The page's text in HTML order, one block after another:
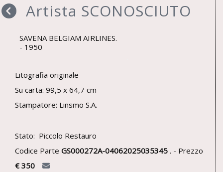
Artista SCONOSCIUTO
SAVENA BELGIAM AIRLINES.
1950
Litografia originale
Su carta: 99,5 x 64,7 cm
Stampatore: Linsmo S.A.
Stato: Piccolo Restauro
Codice Parte GS000272A-04062025035345 . - Prezzo
€ 350